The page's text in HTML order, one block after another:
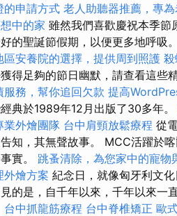
的申請方式 老人助聽器推薦，專
中的家 雖然我們喜歡慶祝本季節
的聖誕節假期，以便更多地呼吸。
區安養院的選擇，提供周到照護
得足夠的節日幽默，請查看這些
服務，幫你追回欠款 提高
典於1989年12月出版了30多年。
業外燴團隊 台中肩頸放鬆療程 從
知，其無聲故事。 MCC活躍於
實。 跳蚤清除，為您家中的寵物
外燴方案 紀念日，就像匈牙利文
的是，自千年以來，千年以來一
台中抓龍筋療程 台中脊椎矯正 歐